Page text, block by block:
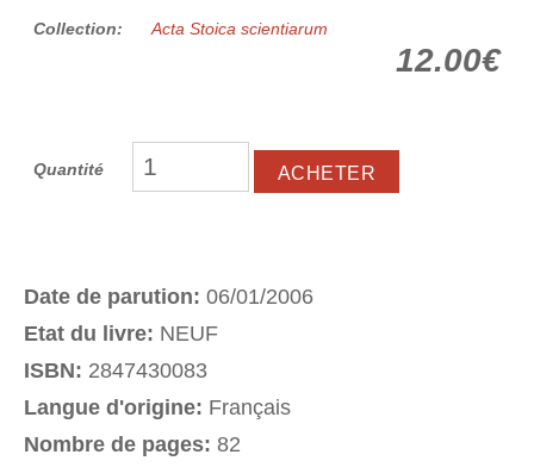
Collection: Acta Stoica scientiarum
12.00€
Quantité
Date de parution: 06/01/2006
Etat du livre: NEUF
ISBN: 2847430083
Langue d'origine: Français
Nombre de pages: 82